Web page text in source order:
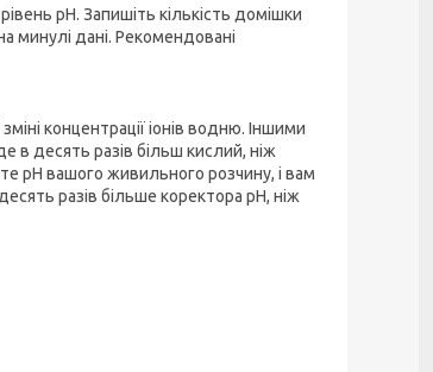
pH. Запишіть кількість домішки
минулі дані. Рекомендовані
концентрації іонів водню. Іншими
в десять разів більш кислий, ніж
pH вашого живильного розчину, і вам
разів більше коректора pH, ніж